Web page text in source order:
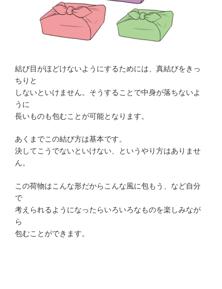
結び目がほどけないようにするためには、真結びをきっ
ちりと
しないといけません。そうすることで中身が落ちないよ
うに
長いものも包むことが可能となります。
あくまでこの結び方は基本です。
決してこうでないといけない、というやり方はありませ
ん。
この荷物はこんな形だからこんな風に包もう、など自分
で
考えられるようになったらいろいろなものを楽しみなが
ら
包むことができます。